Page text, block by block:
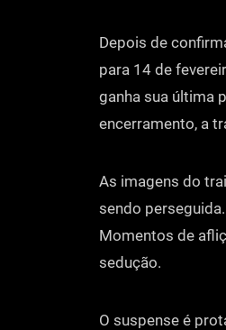
Depois de
para 14 de
ganha sua última
encerramento, a
As imagens do
sendo
Momentos de
sedução.
O suspense é